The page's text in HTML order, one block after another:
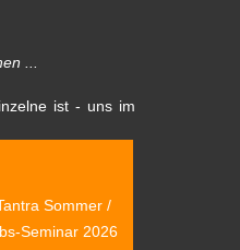
Sommer /
Seminar 2026
...
ist - uns im